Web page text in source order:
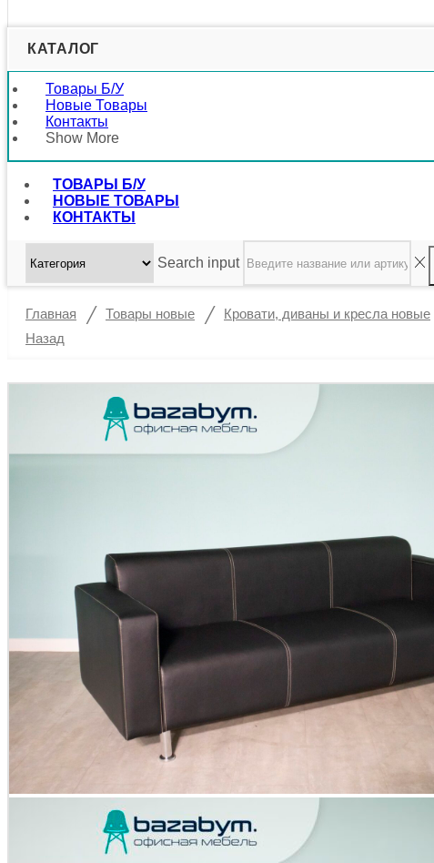
КАТАЛОГ
Товары Б/у
Новые Товары
Контакты
Show More
ТОВАРЫ Б/У
НОВЫЕ ТОВАРЫ
КОНТАКТЫ
Search input
Главная / Товары новые / Кровати, диваны и кресла новые
Назад